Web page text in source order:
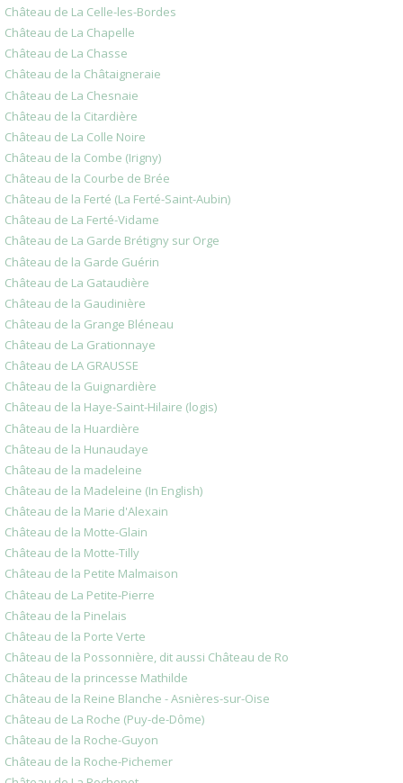
Château de La Celle-les-Bordes
Château de La Chapelle
Château de La Chasse
Château de la Châtaigneraie
Château de La Chesnaie
Château de la Citardière
Château de La Colle Noire
Château de la Combe (Irigny)
Château de la Courbe de Brée
Château de la Ferté (La Ferté-Saint-Aubin)
Château de La Ferté-Vidame
Château de La Garde Brétigny sur Orge
Château de la Garde Guérin
Château de La Gataudière
Château de la Gaudinière
Château de la Grange Bléneau
Château de La Grationnaye
Château de LA GRAUSSE
Château de la Guignardière
Château de la Haye-Saint-Hilaire (logis)
Château de la Huardière
Château de la Hunaudaye
Château de la madeleine
Château de la Madeleine (In English)
Château de la Marie d'Alexain
Château de la Motte-Glain
Château de la Motte-Tilly
Château de la Petite Malmaison
Château de La Petite-Pierre
Château de la Pinelais
Château de la Porte Verte
Château de la Possonnière, dit aussi Château de Ro
Château de la princesse Mathilde
Château de la Reine Blanche - Asnières-sur-Oise
Château de La Roche (Puy-de-Dôme)
Château de la Roche-Guyon
Château de la Roche-Pichemer